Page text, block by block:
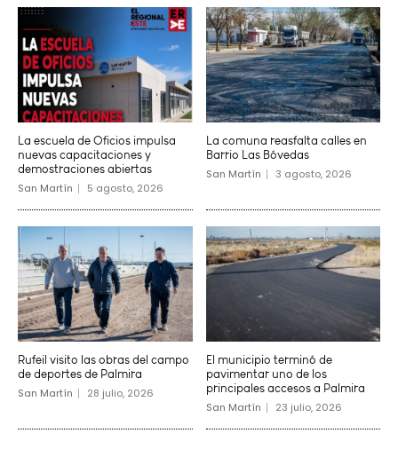
La escuela de Oficios impulsa
nuevas capacitaciones y
demostraciones abiertas
San Martín 5 agosto, 2026
La comuna reasfalta calles en
Barrio Las Bóvedas
San Martín 3 agosto, 2026
Rufeil visito las obras del campo
de deportes de Palmira
San Martín 28 julio, 2026
El municipio terminó de
pavimentar uno de los
principales accesos a Palmira
San Martín 23 julio, 2026